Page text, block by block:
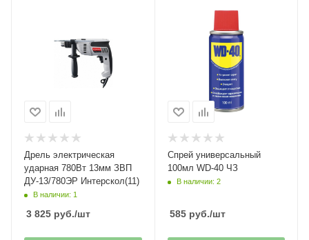
Дрель электрическая
ударная 780Вт 13мм ЗВП
ДУ-13/780ЭР Интерскол(11)
В наличии: 1
3 825 руб./шт
Спрей универсальный
100мл WD-40 ЧЗ
В наличии: 2
585руб./шт